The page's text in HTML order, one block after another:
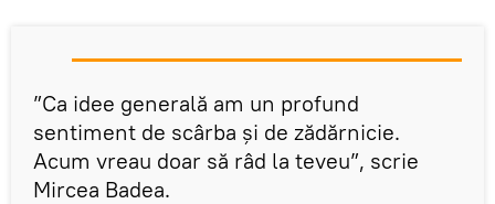
”Ca idee generală am un profund
sentiment de scârba și de zădărnicie.
Acum vreau doar să râd la teveu”, scrie
Mircea Badea.